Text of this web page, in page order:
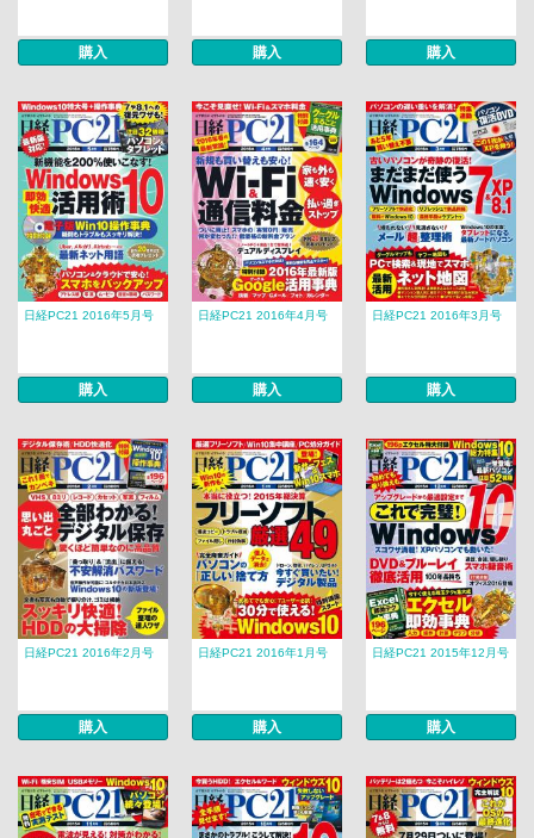
購入 購入 購入
日経PC21 2016年5月号
購入
日経PC21 2016年4月号
購入
日経PC21 2016年3月号
購入
日経PC21 2016年2月号
購入
日経PC21 2016年1月号
購入
日経PC21 2015年12月号
購入